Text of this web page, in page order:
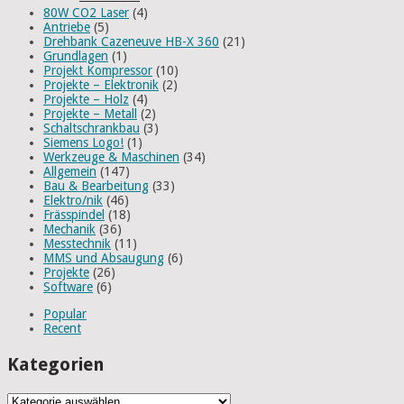
80W CO2 Laser (4)
Antriebe (5)
Drehbank Cazeneuve HB-X 360 (21)
Grundlagen (1)
Projekt Kompressor (10)
Projekte – Elektronik (2)
Projekte – Holz (4)
Projekte – Metall
(2)
Schaltschrankbau (3)
Siemens Logo! (1)
Werkzeuge & Maschinen (34)
Allgemein (147)
Bau & Bearbeitung (33)
Elektro/nik (46)
Frässpindel (18)
Mechanik (36)
Messtechnik (11)
MMS und Absaugung (6)
Projekte (26)
Software (6)
Popular
Recent
Kategorien
Kategorien